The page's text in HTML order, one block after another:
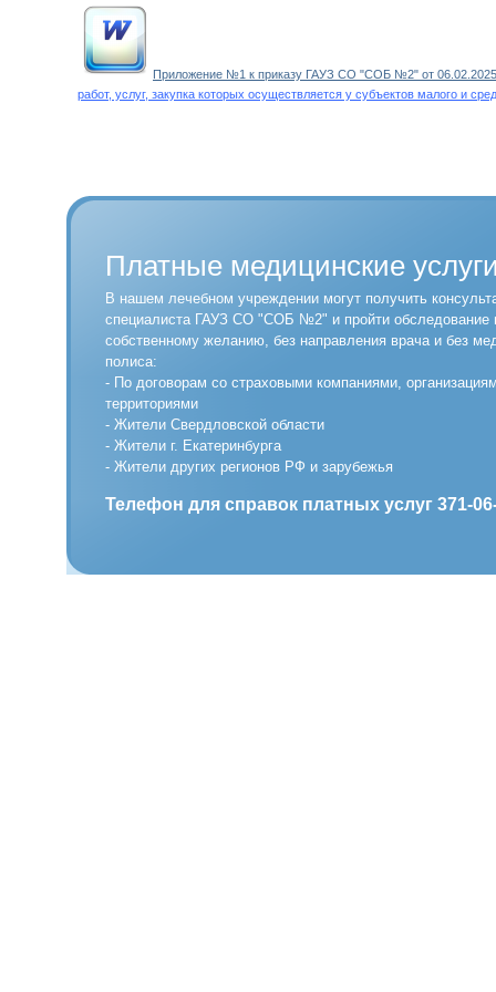
Приложение №1 к приказу ГАУЗ СО "СОБ №2" от
работ, услуг, закупка которых осуществляется у субъектов малого и
Платные медицинские
В нашем лечебном учреждении могут получить
специалиста ГАУЗ СО "СОБ №2" и пройти обследование
собственному желанию, без направления врача и без
полиса:
- По договорам со страховыми компаниями,
территориями
- Жители Свердловской области
- Жители г. Екатеринбурга
- Жители других регионов РФ и зарубежья
Телефон для справок платных услуг 371-